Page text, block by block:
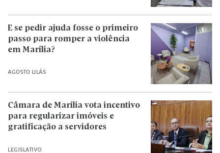
AGOSTO LILÁS
E se pedir ajuda fosse o primeiro
passo para romper a violência
em Marília?
LEGISLATIVO
Câmara de Marília vota incentivo
para regularizar imóveis e
gratificação a servidores